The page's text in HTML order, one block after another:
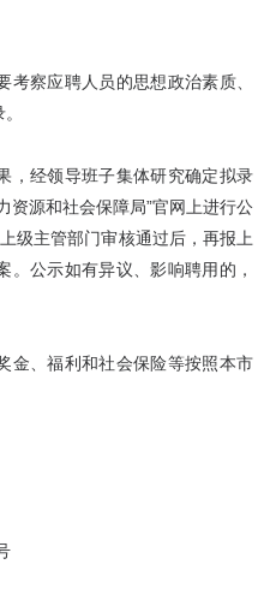
察应聘人员的思想政治素质、
经领导班子集体研究确定拟录
资源和社会保障局”官网上进行公
级主管部门审核通过后，再报上
公示如有异议、影响聘用的，
、福利和社会保险等按照本市